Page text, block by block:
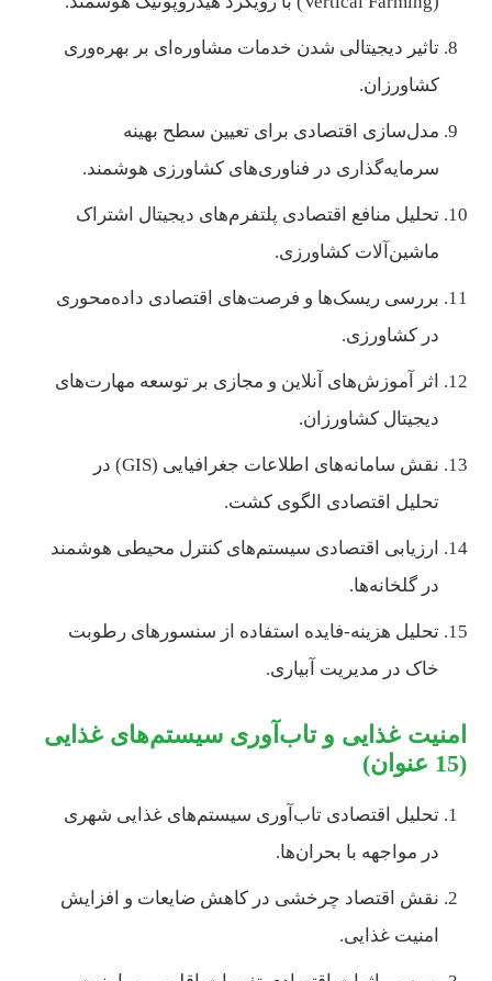
تاثیر دیجیتالی شدن خدمات مشاوره‌ای بر بهره‌وری
کشاورزان.
مدل‌سازی اقتصادی برای تعیین سطح بهینه
سرمایه‌گذاری در فناوری‌های کشاورزی هوشمند.
تحلیل منافع اقتصادی پلتفرم‌های دیجیتال اشتراک
ماشین‌آلات کشاورزی.
بررسی ریسک‌ها و فرصت‌های اقتصادی داده‌محوری
در کشاورزی.
اثر آموزش‌های آنلاین و مجازی بر توسعه مهارت‌های
دیجیتال کشاورزان.
نقش سامانه‌های اطلاعات جغرافیایی (GIS) در
تحلیل اقتصادی الگوی کشت.
ارزیابی اقتصادی سیستم‌های کنترل محیطی هوشمند
در گلخانه‌ها.
تحلیل هزینه-فایده استفاده از سنسورهای رطوبت
خاک در مدیریت آبیاری.
امنیت غذایی و تاب‌آوری سیستم‌های غذایی
(15 عنوان)
تحلیل اقتصادی تاب‌آوری سیستم‌های غذایی شهری
در مواجهه با بحران‌ها.
نقش اقتصاد چرخشی در کاهش ضایعات و افزایش
امنیت غذایی.